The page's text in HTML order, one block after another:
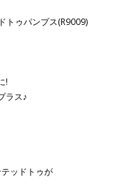
トゥパンプス(R9009)
!
ラス♪
ッドトゥが